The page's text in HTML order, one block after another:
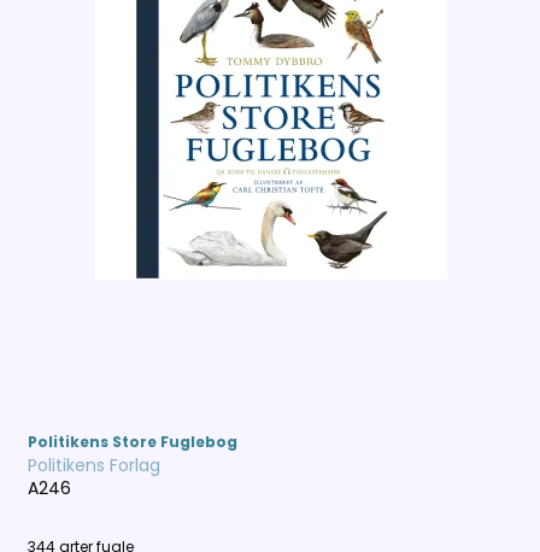
Politikens Store Fuglebog
Politikens Forlag
A246
344 arter fugle